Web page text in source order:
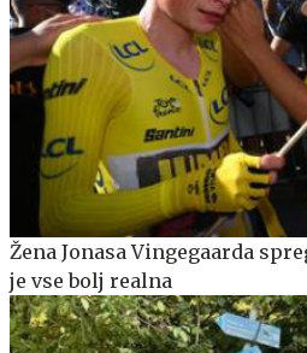
Žena Jonasa Vingegaarda
je vse bolj realna